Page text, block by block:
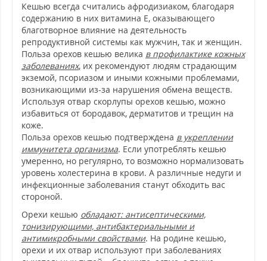
Кешью всегда считались афродизиаком, благодаря
содержанию в них витамина Е, оказывающего
благотворное влияние на деятельность
репродуктивной системы как мужчин, так и женщин.
Польза орехов кешью велика в профилактике кожных
заболеваниях, их рекомендуют людям страдающим
экземой, псориазом и иными кожными проблемами,
возникающими из-за нарушения обмена веществ.
Используя отвар скорлупы орехов кешью, можно
избавиться от бородавок, дерматитов и трещин на
коже.
Польза орехов кешью подтверждена в укреплении
иммунитета организма. Если употреблять кешью
умеренно, но регулярно, то возможно нормализовать
уровень холестерина в крови. А различные недуги и
инфекционные заболевания станут обходить вас
стороной.
Орехи кешью обладают: антисептическими,
тонизирующими, антибактериальными и
антимикробными свойствами. На родине кешью,
орехи и их отвар используют при заболеваниях